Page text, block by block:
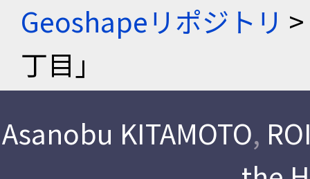
Geoshapeリポジトリ >
丁目」
Asanobu KITAMOTO,